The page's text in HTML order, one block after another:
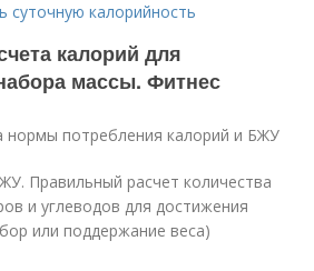
суточную калорийность
калорий для
массы. Фитнес
нормы потребления калорий и БЖУ
Правильный расчет количества
и углеводов для достижения
или поддержание веса)